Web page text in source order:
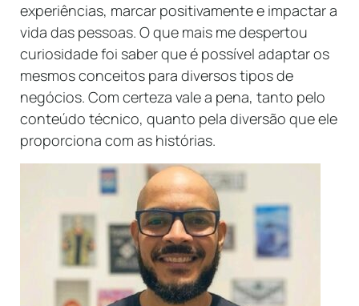
experiências, marcar positivamente e impactar a
vida das pessoas. O que mais me despertou
curiosidade foi saber que é possível adaptar os
mesmos conceitos para diversos tipos de
negócios. Com certeza vale a pena, tanto pelo
conteúdo técnico, quanto pela diversão que ele
proporciona com as histórias.